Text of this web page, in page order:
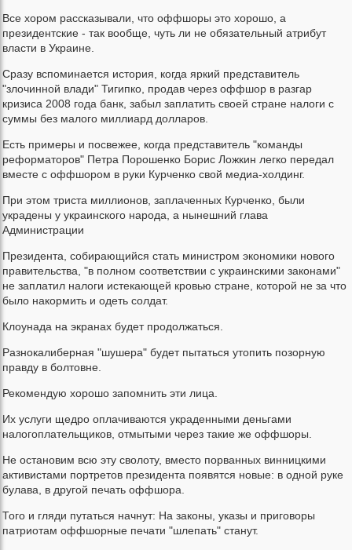
Все хором рассказывали, что оффшоры это хорошо, а
президентские - так вообще, чуть ли не обязательный атрибут
власти в Украине.
Сразу вспоминается история, когда яркий представитель
"злочинной влади" Тигипко, продав через оффшор в разгар
кризиса 2008 года банк, забыл заплатить своей стране налоги с
суммы без малого миллиард долларов.
Есть примеры и посвежее, когда представитель "команды
реформаторов" Петра Порошенко Борис Ложкин легко передал
вместе с оффшором в руки Курченко свой медиа-холдинг.
При этом триста миллионов, заплаченных Курченко, были
украдены у украинского народа, а нынешний глава
Администрации
Президента, собирающийся стать министром экономики нового
правительства, "в полном соответствии с украинскими законами"
не заплатил налоги истекающей кровью стране, которой не за что
было накормить и одеть солдат.
Клоунада на экранах будет продолжаться.
Разнокалиберная "шушера" будет пытаться утопить позорную
правду в болтовне.
Рекомендую хорошо запомнить эти лица.
Их услуги щедро оплачиваются украденными деньгами
налогоплательщиков, отмытыми через такие же оффшоры.
Не остановим всю эту сволоту, вместо порванных винницкими
активистами портретов президента появятся новые: в одной руке
булава, в другой печать оффшора.
Того и гляди путаться начнут: На законы, указы и приговоры
патриотам оффшорные печати "шлепать" станут.